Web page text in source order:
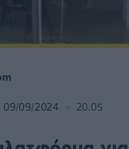
09/09/2024 20:05